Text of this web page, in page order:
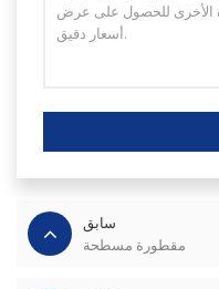
سابق
مقطورة مسطحة